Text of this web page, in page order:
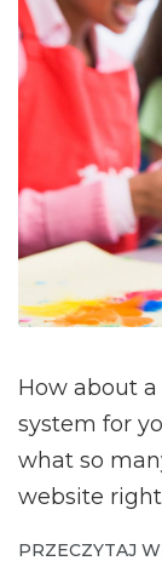
How about
system for
what so
website right
PRZECZYTAJ